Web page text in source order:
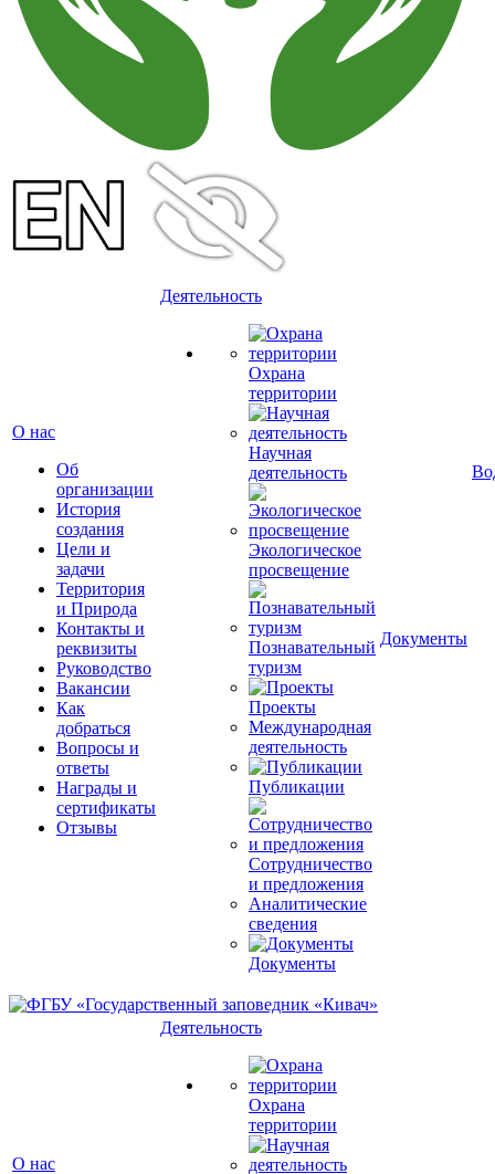
О нас
Об
организации
История
создания
Цели и
задачи
Территория
и Природа
Контакты и
реквизиты
Руководство
Вакансии
Как
добраться
Вопросы и
ответы
Награды и
сертификаты
Отзывы
Деятельность
Охрана
территории
Научная
деятельность
Экологическое
просвещение
Познавательный
туризм
Проекты
Международная
деятельность
Публикации
Сотрудничество
и предложения
Аналитические
сведения
Документы
Документы
О нас
Деятельность
Охрана
территории